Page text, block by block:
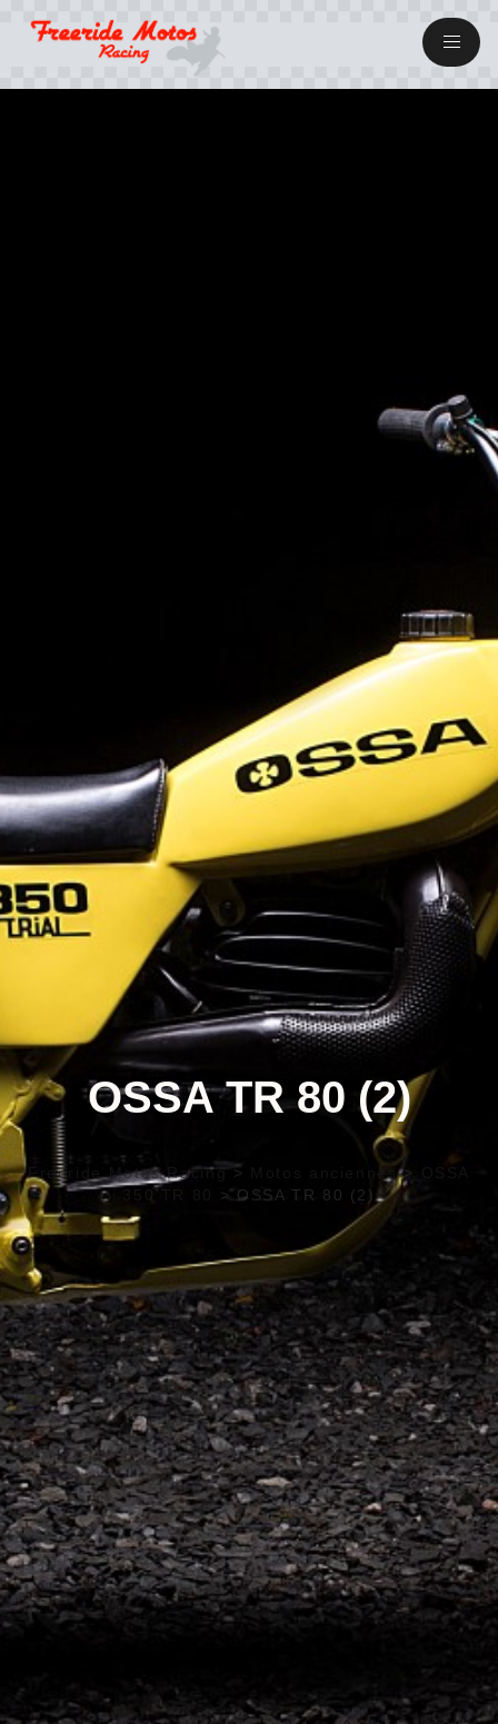
OSSA TR 80 (2)
Freeride Motos Racing> Motos anciennes>
350 TR 80
> OSSA TR 80 (2)